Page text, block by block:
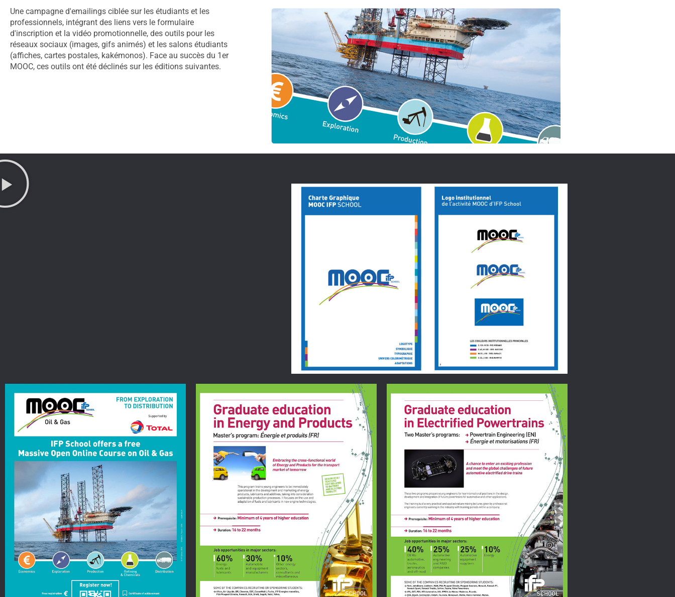
Une campagne d'emailings ciblée sur les étudiants et les
professionnels, intégrant des liens vers le formulaire
d'inscription et la vidéo promotionnelle, des outils pour les
réseaux sociaux (images, gifs animés) et les salons étudiants
(affiches, cartes postales, kakémonos). Face au succès du 1er
MOOC, ces outils ont été déclinés sur les éditions suivantes.